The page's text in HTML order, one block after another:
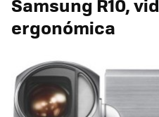
ergonómica